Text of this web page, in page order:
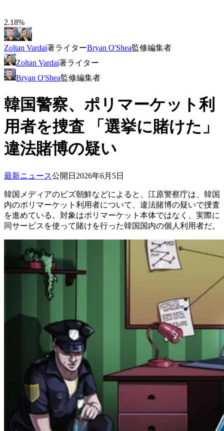
2.18%
Zoltan Vardai著ライターBryan O'Shea監修編集者
Zoltan Vardai著ライター
Bryan O'Shea監修編集者
韓国警察、ポリマーケット利
用者を捜査 「選挙に賭けた」
違法賭博の疑い
最新ニュース公開日 2026年6月5日
韓国メディアのビズ朝鮮などによると、江原警察庁は、韓国
内のポリマーケット利用者について、違法賭博の疑いで捜査
を進めている。対象はポリマーケット本体ではなく、実際に
同サービスを使って賭けを行った韓国国内の個人利用者だ。